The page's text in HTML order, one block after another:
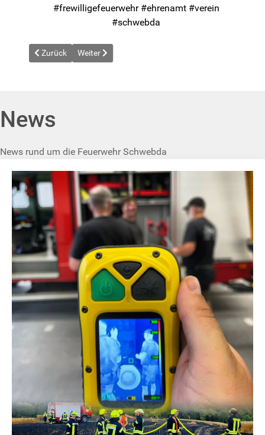
#frewilligefeuerwehr #ehrenamt #verein
#schwebda
Vorheriger Beitrag: News vom 2024-01-24
Zurück Nächster Beitrag: News vom 2024-03-01
Weiter
News
News rund um die Feuerwehr Schwebda